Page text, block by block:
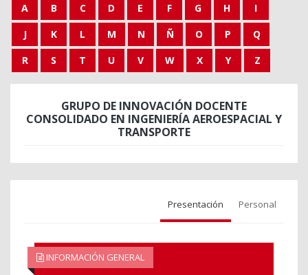
A B C D E F G H
I
J
K L M N Ñ O P
Q
R
S T U V W X Y Z
GRUPO DE INNOVACIÓN DOCENTE
CONSOLIDADO EN INGENIERÍA AEROESPACIAL Y
TRANSPORTE
Presentación Personal
INFORMACIÓN GENERAL